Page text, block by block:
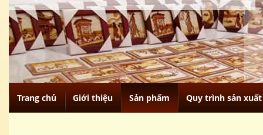
Trang chủ Giới thiệu Sản phẩm Quy trình sản xuất